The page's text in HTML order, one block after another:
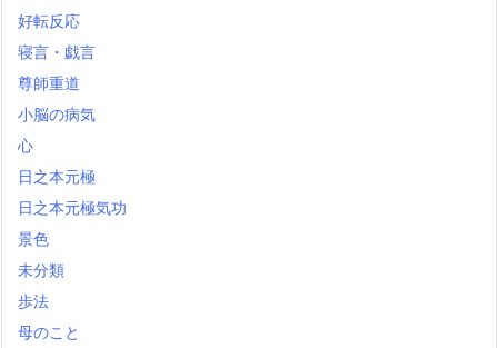
好転反応
寝言・戯言
尊師重道
小脳の病気
心
日之本元極
日之本元極気功
景色
未分類
歩法
母のこと